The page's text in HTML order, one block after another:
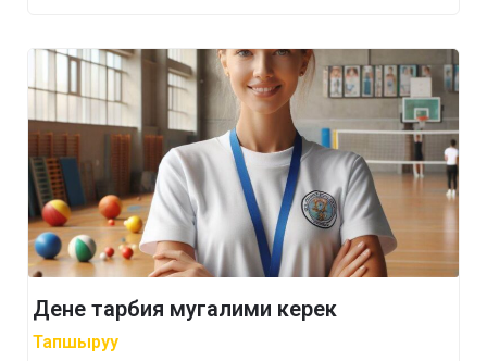
Дене тарбия мугалими керек
Тапшыруу